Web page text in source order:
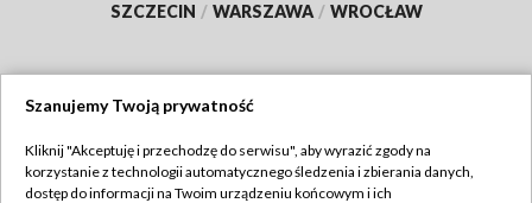
SZCZECIN / WARSZAWA / WROCŁAW
TVP
Szanujemy Twoją prywatność
Kliknij "Akceptuję i przechodzę do serwisu", aby wyrazić zgody na
korzystanie z technologii automatycznego śledzenia i zbierania danych,
dostęp do informacji na Twoim urządzeniu końcowym i ich